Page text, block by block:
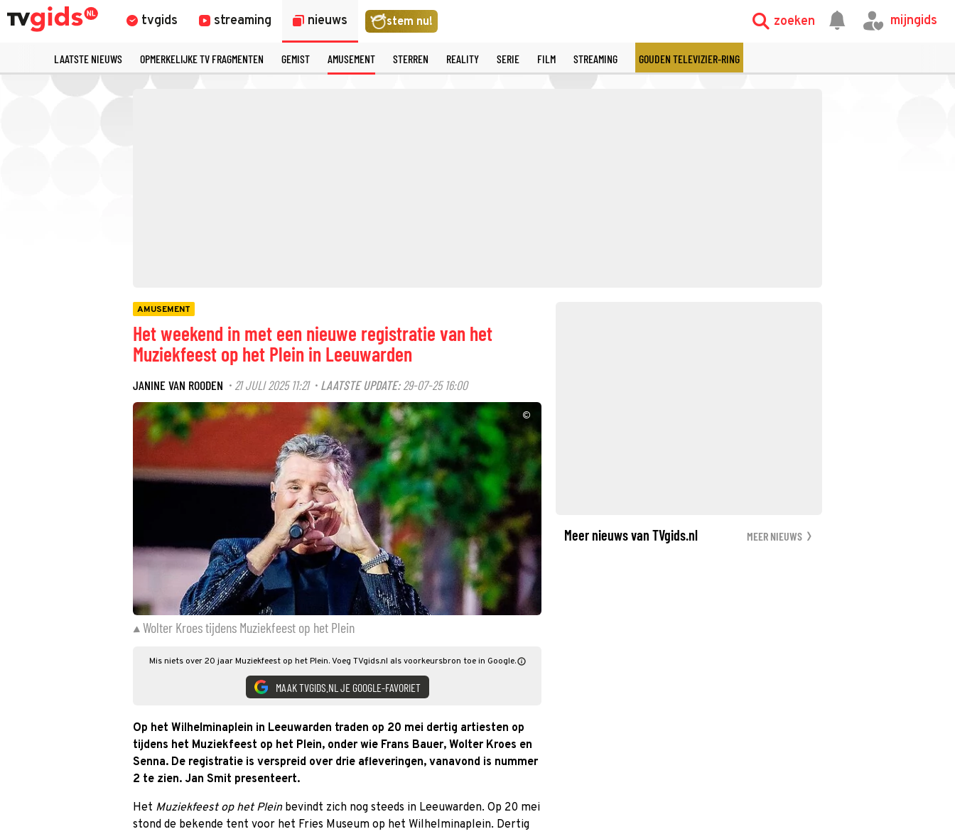
tvgids streaming nieuws stem nu! zoeken mijngids
LAATSTE NIEUWS OPMERKELIJKE TV FRAGMENTEN GEMIST AMUSEMENT STERREN REALITY SERIE FILM STREAMING GOUDEN TELEVIZIER-RING
AMUSEMENT
Het weekend in met een nieuwe registratie van het
Muziekfeest op het Plein in Leeuwarden
JANINE VAN ROODEN · 21 JULI 2025 11:21· LAATSTE UPDATE: 29-07-25 16:00
©
Wolter Kroes tijdens Muziekfeest op het Plein
Mis niets over 20 jaar Muziekfeest op het Plein. Voeg TVgids.nl als voorkeursbron toe in Google.
MAAK TVGIDS.NL JE GOOGLE-FAVORIET
Op het Wilhelminaplein in Leeuwarden traden op 20 mei dertig artiesten op
tijdens het Muziekfeest op het Plein, onder wie Frans Bauer, Wolter Kroes en
Senna. De registratie is verspreid over drie afleveringen, vanavond is nummer
2 te zien. Jan Smit presenteert.
Het Muziekfeest op het Pleinbevindt zich nog steeds in Leeuwarden. Op 20 mei
stond de bekende tent voor het Fries Museum op het Wilhelminaplein. Dertig
Meer nieuws van TVgids.nl MEER NIEUWS